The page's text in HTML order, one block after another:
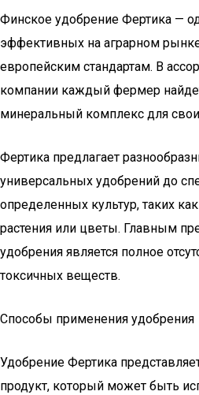
Финское удобрение Фертика —
эффективных на аграрном
европейским стандартам. В
компании каждый фермер
минеральный комплекс для
Фертика предлагает
универсальных удобрений до
определенных культур, таких
растения или цветы. Главным
удобрения является полное
токсичных веществ.
Способы применения удобрения
Удобрение Фертика
продукт, который может быть